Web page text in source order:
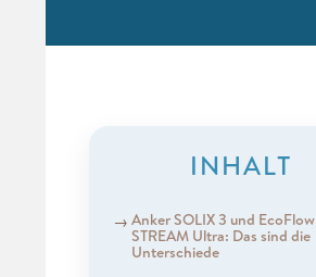
INHALT
Anker SOLIX 3 und EcoFlow
STREAM Ultra: Das sind die
Unterschiede